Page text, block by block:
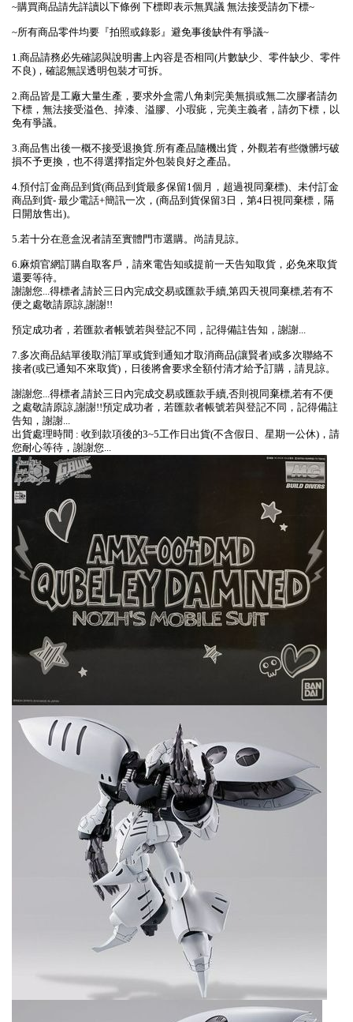
~購買商品請先詳讀以下條例 下標即表示無異議 無法接受請勿下標~
~所有商品零件均要『拍照或錄影』避免事後缺件有爭議~
1.商品請務必先確認與說明書上內容是否相同(片數缺少、零件缺少、零件
不良)，確認無誤透明包裝才可拆。
2.商品皆是工廠大量生產，要求外盒需八角刺完美無損或無二次膠者請勿
下標，無法接受溢色、掉漆、溢膠、小瑕疵，完美主義者，請勿下標，以
免有爭議。
3.商品售出後一概不接受退換貨.所有產品隨機出貨，外觀若有些微髒圬破
損不予更換，也不得選擇指定外包裝良好之產品。
4.預付訂金商品到貨(商品到貨最多保留1個月，超過視同棄標)、未付訂金
商品到貨- 最少電話+簡訊一次，(商品到貨保留3日，第4日視同棄標，隔
日開放售出)。
5.若十分在意盒況者請至實體門市選購。尚請見諒。
6.麻煩官網訂購自取客戶，請來電告知或提前一天告知取貨，必免來取貨
還要等待。
謝謝您...得標者,請於三日內完成交易或匯款手續,第四天視同棄標,若有不
便之處敬請原諒,謝謝!!
預定成功者，若匯款者帳號若與登記不同，記得備註告知，謝謝...
7.多次商品結單後取消訂單或貨到通知才取消商品(讓賢者)或多次聯絡不
接者(或已通知不來取貨)，日後將會要求全額付清才給予訂購，請見諒。
謝謝您...得標者,請於三日內完成交易或匯款手續,否則視同棄標,若有不便
之處敬請原諒,謝謝!!預定成功者，若匯款者帳號若與登記不同，記得備註
告知，謝謝...
出貨處理時間 : 收到款項後的3~5工作日出貨(不含假日、星期一公休)，請
您耐心等待，謝謝您...